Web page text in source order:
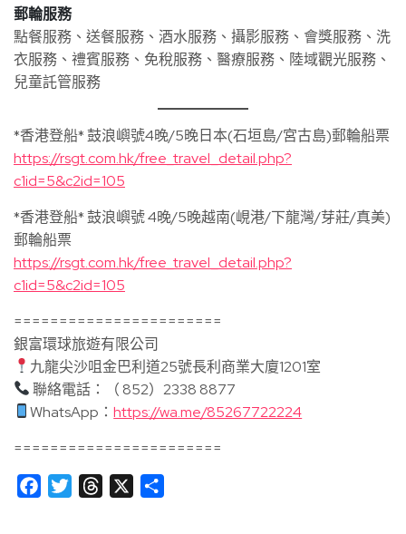
郵輪服務
點餐服務、送餐服務、酒水服務、攝影服務、會獎服務、洗
衣服務、禮賓服務、免稅服務、醫療服務、陸域觀光服務、
兒童託管服務
*香港登船* 鼓浪嶼號4晚/5晚日本(石垣島/宮古島)郵輪船票
https://rsgt.com.hk/free_travel_detail.php?
c1id=5&c2id=105
*香港登船* 鼓浪嶼號 4晚/5晚越南(峴港/下龍灣/芽莊/真美)
郵輪船票
https://rsgt.com.hk/free_travel_detail.php?
c1id=5&c2id=105
=======================
銀富環球旅遊有限公司
九龍尖沙咀金巴利道25號長利商業大廈1201室
聯絡電話：（ 852）2338 8877
WhatsApp：https://wa.me/85267722224
=======================
FacebookTwitterThreads